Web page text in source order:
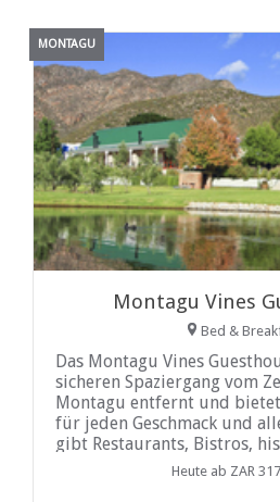
MONTAGU
Montagu Vines
Bed &
Das Montagu Vines
sicheren Spaziergang vom
Montagu entfernt und
für jeden Geschmack und
gibt Restaurants, Bistros,
Heute ab ZAR